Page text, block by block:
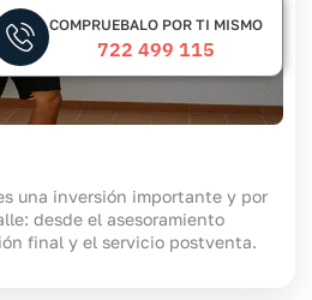
una inversión importante y por
desde el asesoramiento
final y el servicio postventa.
COMPRUEBALO POR TI MISMO
722 499 115